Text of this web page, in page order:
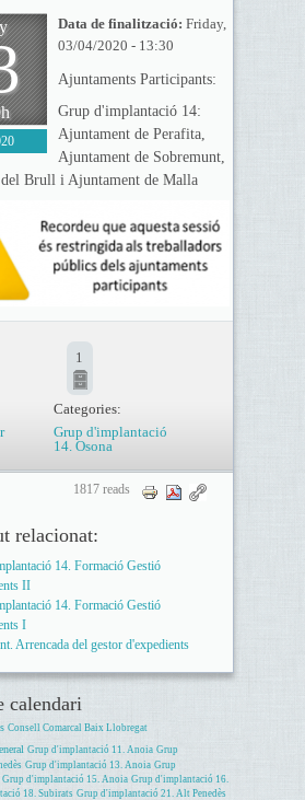
Data de finalització: Friday,
03/04/2020 - 13:30
Ajuntaments Participants:
Grup d'implantació 14:
Ajuntament de Perafita,
Ajuntament de Sobremunt,
Brull i Ajuntament de Malla
1
Categories:
Grup d'implantació
14. Osona
1817 reads
relacionat:
14. Formació Gestió
II
14. Formació Gestió
I
Arrencada del gestor d'expedients
calendari
Consell Comarcal Baix Llobregat
Grup d'implantació 11. Anoia Grup
Grup d'implantació 13. Anoia Grup
Grup d'implantació 15. Anoia Grup d'implantació 16.
18. Subirats Grup d'implantació 21. Alt Penedès